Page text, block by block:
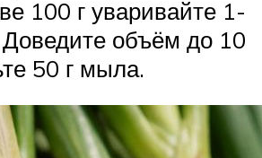
100 г уваривайте 1-
Доведите объём до 10
50 г мыла.